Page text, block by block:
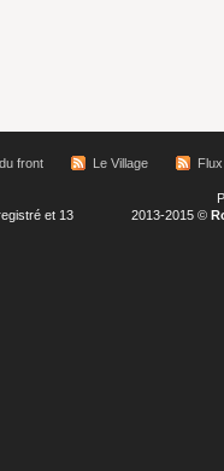
front Le Village Flux
et 13
2013-2015 ©